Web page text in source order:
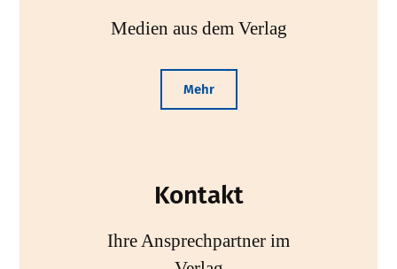
Medien aus dem Verlag
Mehr
Kontakt
Ihre Ansprechpartner im